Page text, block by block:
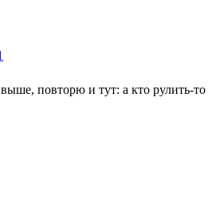
повторю и тут: а кто рулить-то